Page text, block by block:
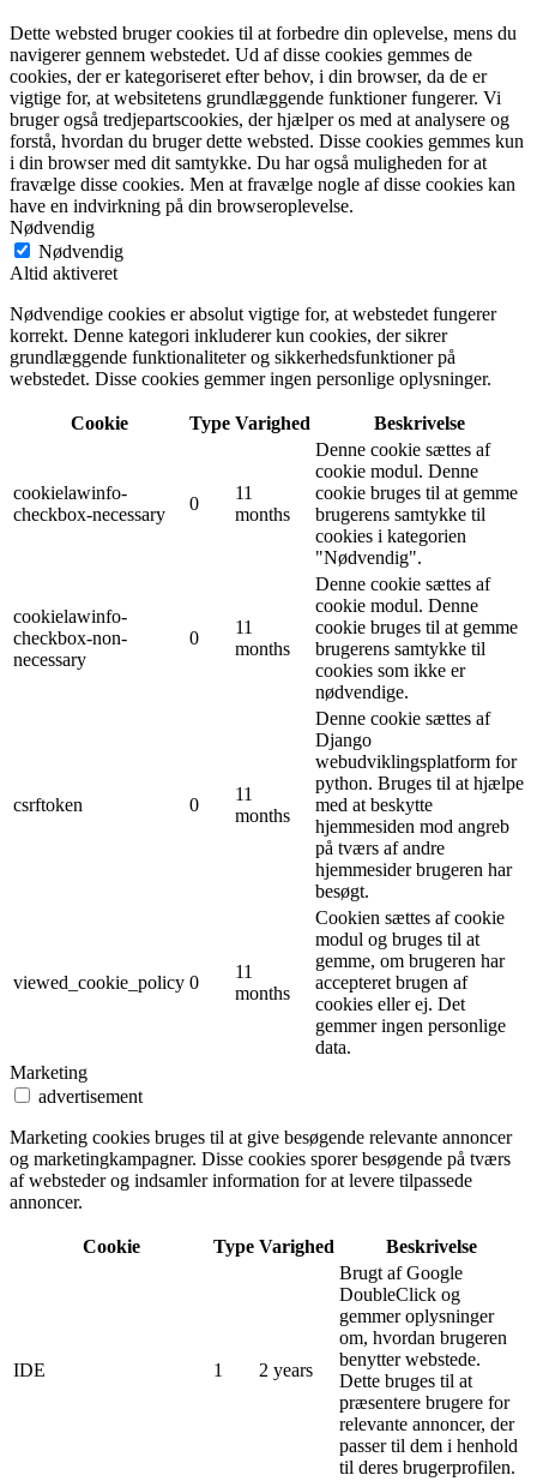
Dette websted bruger cookies til at forbedre din oplevelse, mens du
navigerer gennem webstedet. Ud af disse cookies gemmes de
cookies, der er kategoriseret efter behov, i din browser, da de er
vigtige for, at websitetens grundlæggende funktioner fungerer. Vi
bruger også tredjepartscookies, der hjælper os med at analysere og
forstå, hvordan du bruger dette websted. Disse cookies gemmes kun
i din browser med dit samtykke. Du har også muligheden for at
fravælge disse cookies. Men at fravælge nogle af disse cookies kan
have en indvirkning på din browseroplevelse.
Nødvendig
Nødvendig
Altid aktiveret
Nødvendige cookies er absolut vigtige for, at webstedet fungerer
korrekt. Denne kategori inkluderer kun cookies, der sikrer
grundlæggende funktionaliteter og sikkerhedsfunktioner på
webstedet. Disse cookies gemmer ingen personlige oplysninger.
Cookie Type Varighed Beskrivelse
cookielawinfo-
checkbox-necessary
0
11
months
Denne cookie sættes af
cookie modul. Denne
cookie bruges til at gemme
brugerens samtykke til
cookies i kategorien
"Nødvendig".
cookielawinfo-
checkbox-non-
necessary
0
11
months
Denne cookie sættes af
cookie modul. Denne
cookie bruges til at gemme
brugerens samtykke til
cookies som ikke er
nødvendige.
csrftoken 0
11
months
Denne cookie sættes af
Django
webudviklingsplatform for
python. Bruges til at hjælpe
med at beskytte
hjemmesiden mod angreb
på tværs af andre
hjemmesider brugeren har
besøgt.
viewed_cookie_policy 0
11
months
Cookien sættes af cookie
modul og bruges til at
gemme, om brugeren har
accepteret brugen af ​​
cookies eller ej. Det
gemmer ingen personlige
data.
Marketing
advertisement
Marketing cookies bruges til at give besøgende relevante annoncer
og marketingkampagner. Disse cookies sporer besøgende på tværs
af websteder og indsamler information for at levere tilpassede
annoncer.
Cookie Type Varighed Beskrivelse
IDE 1 2 years
Brugt af Google
DoubleClick og
gemmer oplysninger
om, hvordan brugeren
benytter webstede.
Dette bruges til at
præsentere brugere for
relevante annoncer, der
passer til dem i henhold
til deres brugerprofilen.